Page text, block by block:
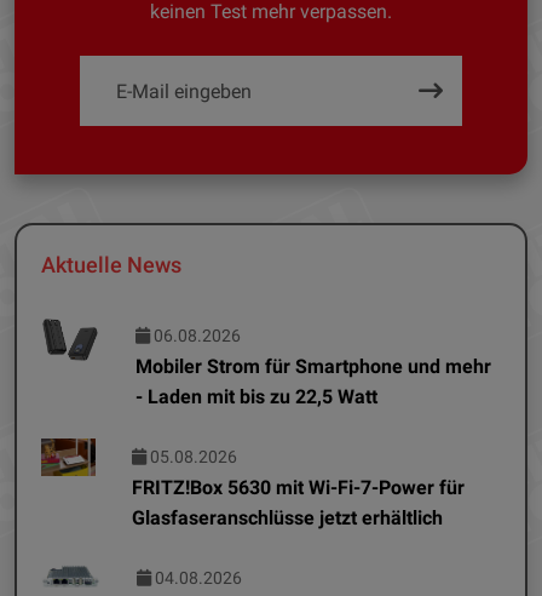
keinen Test mehr verpassen.
Aktuelle News
06.08.2026
Mobiler Strom für Smartphone und mehr
- Laden mit bis zu 22,5 Watt
05.08.2026
FRITZ!Box 5630 mit Wi-Fi-7-Power für
Glasfaseranschlüsse jetzt erhältlich
04.08.2026